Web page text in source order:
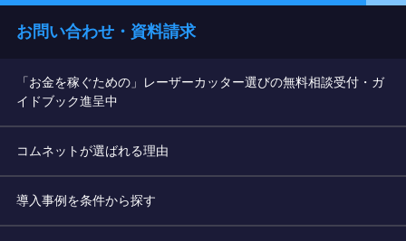
お問い合わせ・資料請求
「お金を稼ぐための」レーザーカッター選びの無料相談受付・ガ
イドブック進呈中
コムネットが選ばれる理由
導入事例を条件から探す